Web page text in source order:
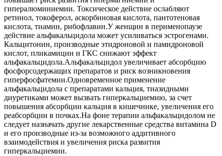
гипералюминиемии. Токсическое действие ослабляют
ретинол, токоферол, аскорбиновая кислота, пантотеновая
кислота, тиамин, рибофлавин.У женщин в перименопаузе
действие альфакальцидола может усиливаться эстрогенами.
Кальцитонин, производные этидроновой и памидроновой
кислот, пликамицин и ГКС снижают эффект
альфакальцидола.Альфакальцидол увеличивает абсорбцию
фосфорсодержащих препаратов и риск возникновения
гиперфосфатемии.Одновременное применение
альфакальцидола с препаратами кальция, тиазидными
диуретиками может вызвать гиперкальциемию, за счет
повышения абсорбции кальция в кишечнике, увеличения его
реабсорбции в почках.На фоне терапии альфакальцидолом не
следует назначать другие лекарственные средства витамина D
и его производные из-за возможного аддитивного
взаимодействия и увеличения риска развития
гиперкальциемии.